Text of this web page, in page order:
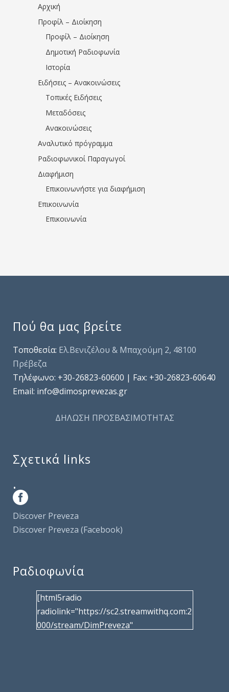
Αρχική
Προφίλ – Διοίκηση
Προφίλ – Διοίκηση
Δημοτική Ραδιοφωνία
Ιστορία
Ειδήσεις – Ανακοινώσεις
Τοπικές Ειδήσεις
Μεταδόσεις
Ανακοινώσεις
Αναλυτικό πρόγραμμα
Ραδιοφωνικοί Παραγωγοί
Διαφήμιση
Επικοινωνήστε για διαφήμιση
Επικοινωνία
Επικοινωνία
Πού θα μας βρείτε
Τοποθεσία: Ελ.Βενιζέλου & Μπαχούμη 2, 48100
Πρέβεζα
Τηλέφωνo: +30-26823-60600 | Fax: +30-26823-60640
Email: info@dimosprevezas.gr
ΔΗΛΩΣΗ ΠΡΟΣΒΑΣΙΜΟΤΗΤΑΣ
Σχετικά links
.
Discover Preveza
Discover Preveza (Facebook)
Ραδιοφωνία
[html5radio
radiolink="https://sc2.streamwithq.com:2
000/stream/DimPreveza"